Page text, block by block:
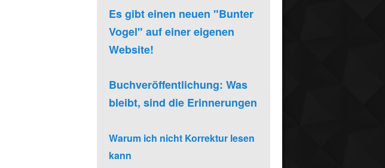
Es gibt einen neuen "Bunter
Vogel" auf einer eigenen
Website!
Buchveröffentlichung: Was
bleibt, sind die Erinnerungen
Warum ich nicht Korrektur lesen
kann